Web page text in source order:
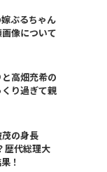
ぶるちゃん
像について
と高畑充希の
り過ぎて親
茂の身長
歴代総理大
！